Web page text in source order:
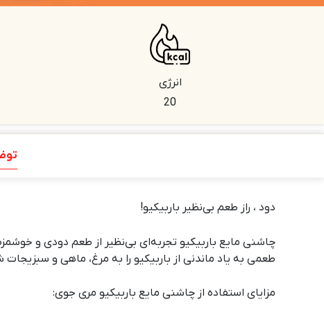
انرژی
20
دود ، راز طعم بی‌نظیر باربیکیو!
چاشنی مایع باربیکیو تجربه‌ای بی‌نظیر از طعم دودی و
طعمی به یاد ماندنی از باربیکیو را به مرغ، ماهی و
مزایای استفاده از چاشنی مایع باربیکیو مری جوی: